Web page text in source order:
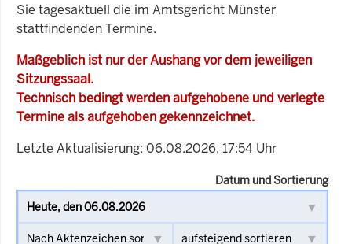
Sie tagesaktuell die im Amtsgericht Münster
stattfindenden Termine.
Maßgeblich ist nur der Aushang vor dem jeweiligen
Sitzungssaal.
Technisch bedingt werden aufgehobene und verlegte
Termine als aufgehoben gekennzeichnet.
Letzte Aktualisierung: 06.08.2026, 17:54 Uhr
Datum und Sortierung